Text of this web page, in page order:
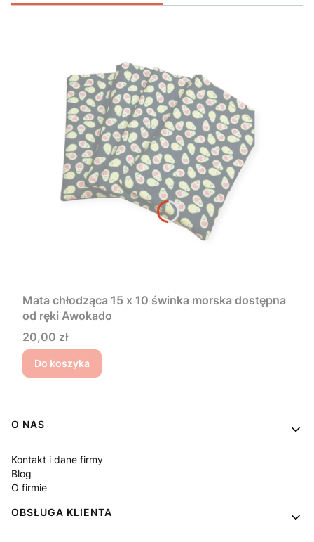
Mata chłodząca 15 x 10 świnka morska dostępna
od ręki Awokado
Cena
20,00 zł
Do koszyka
Linki w stopce
O NAS
Kontakt i dane firmy
Blog
O firmie
OBSŁUGA KLIENTA